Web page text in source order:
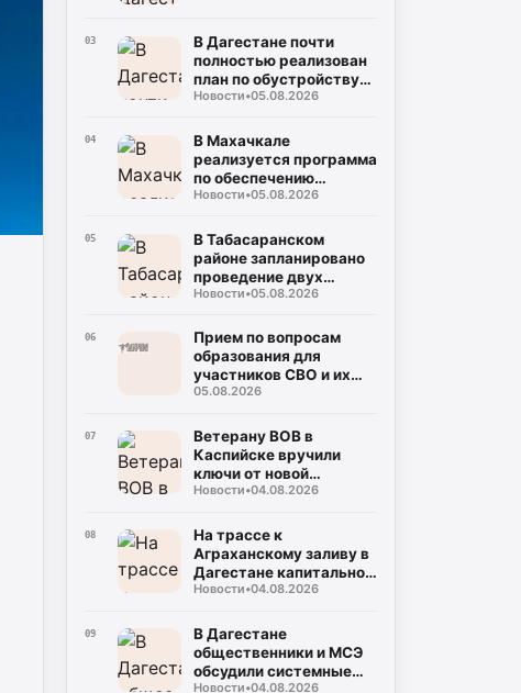
03
В Дагестане почти
полностью реализован
план по обустройству
площадок для сбора
отходов
Новости•05.08.2026
04
В Махачкале
реализуется программа
по обеспечению
безопасности
вблизи школ и детских
садов
Новости•05.08.2026
05
В Табасаранском
районе запланировано
проведение двух
республиканских
Новости•05.08.2026
06
Прием по вопросам
образования для
участников СВО и их
семей пройдет в
05.08.2026
07
Ветерану ВОВ в
Каспийске вручили
ключи от новой
квартиры
Новости•04.08.2026
08
На трассе к
Аграханскому заливу в
Дагестане капитально
ремонтируют 15 км
Новости•04.08.2026
09
В Дагестане
общественники и МСЭ
обсудили системные
Новости•04.08.2026